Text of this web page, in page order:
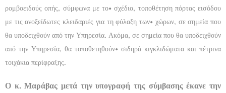
ρομβοειδούς οπής, σύμφωνα με το• σχέδιο, τοποθέτηση πόρτας εισόδου
με τις ανοξείδωτες κλειδαριές για τη φύλαξη των• χώρων, σε σημεία που
θα υποδειχθούν από την Υπηρεσία. Ακόμα, σε σημεία που θα υποδειχθούν
από την Υπηρεσία, θα τοποθετηθούν• σιδηρά κιγκλιδώματα και πέτρινα
τοιχάκια περίφραξης.
Ο κ. Μαράβας μετά την υπογραφή της σύμβασης έκανε την